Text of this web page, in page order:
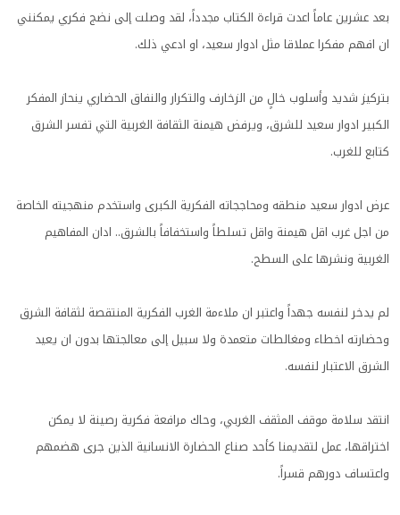
بعد عشرين عاماً اعدت قراءة الكتاب مجدداً، لقد وصلت إلى نضج فكري يمكنني
ان افهم مفكرا عملاقا مثل ادوار سعيد، او ادعي ذلك.
بتركيز شديد وأسلوب خالٍ من الزخارف والتكرار والنفاق الحضاري ينحاز المفكر
الكبير ادوار سعيد للشرق، ويرفض هيمنة الثقافة الغربية التي تفسر الشرق
كتابع للغرب.
عرض ادوار سعيد منطقه ومحاججاته الفكرية الكبرى واستخدم منهجيته الخاصة
من اجل غرب اقل هيمنة واقل تسلطاً واستخفافاً بالشرق.. ادان المفاهيم
الغربية ونشرها على السطح.
لم يدخر لنفسه جهداً واعتبر ان ملاءمة الغرب الفكرية المنتقصة لثقافة الشرق
وحضارته اخطاء ومغالطات متعمدة ولا سبيل إلى معالجتها بدون ان يعيد
الشرق الاعتبار لنفسه.
انتقد سلامة موقف المثقف الغربي، وحاك مرافعة فكرية رصينة لا يمكن
اختراقها، عمل لتقديمنا كأحد صناع الحضارة الانسانية الذين جرى هضمهم
واعتساف دورهم قسراً.